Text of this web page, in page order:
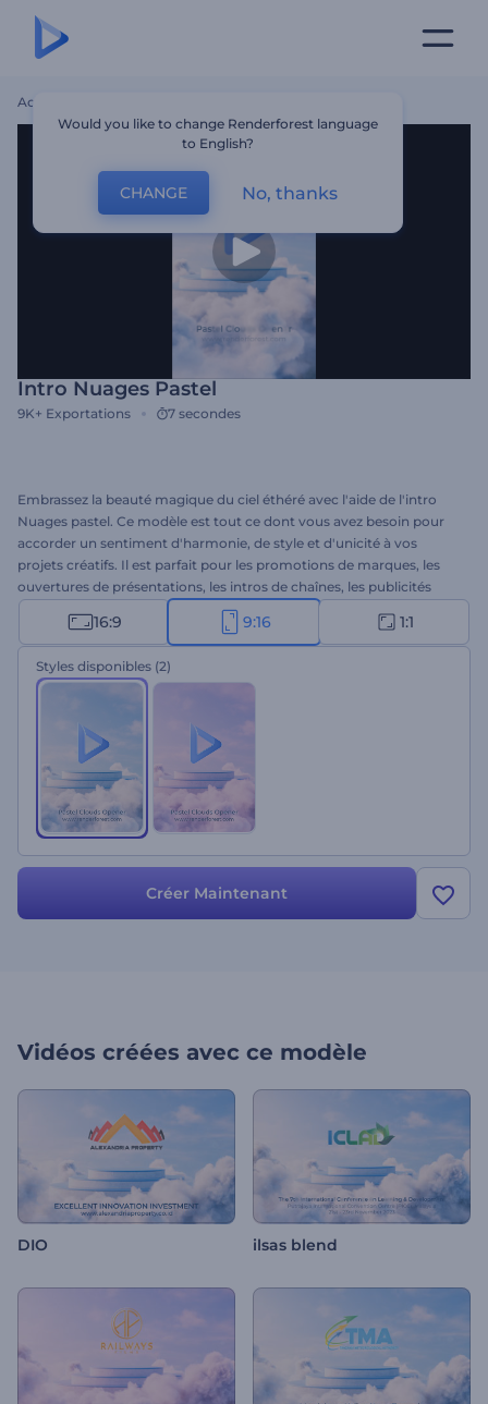
Accueil
Intro Nuages Pastel
9K+ Exportations 7 secondes
Embrassez la beauté magique du ciel éthéré avec l'aide de l'intro
Nuages pastel. Ce modèle est tout ce dont vous avez besoin pour
accorder un sentiment d'harmonie, de style et d'unicité à vos
projets créatifs. Il est parfait pour les promotions de marques, les
ouvertures de présentations, les intros de chaînes, les publicités
télévisées, et bien plus encore. Il suffit de faire glisser et de déposer
votre logo, d'insérer un slogan accrocheur et d'attendre une
minute pour profiter de votre animation vidéo professionnelle. Que
faut-il de plus pour couper le souffle ? Essayez-le maintenant !
16:9 9:16 1:1
Styles disponibles (2)
Créer Maintenant
Vidéos créées avec ce modèle
DIO ilsas blend
Would you like to change Renderforest language
to English?
CHANGE No, thanks